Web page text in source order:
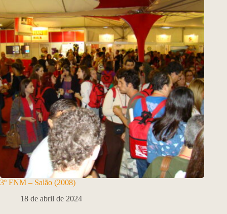
3º FNM – Salão (2008)
18 de abril de 2024